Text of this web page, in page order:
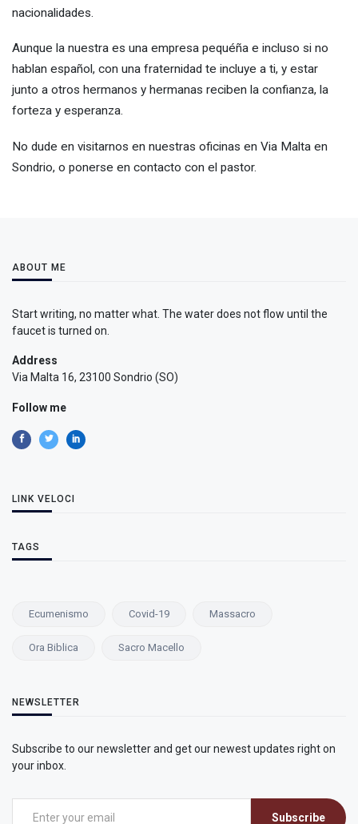
nacionalidades.
Aunque la nuestra es una empresa pequéña e incluso si no
hablan español, con una fraternidad te incluye a ti, y estar
junto a otros hermanos y hermanas reciben la confianza, la
forteza y esperanza.
No dude en visitarnos en nuestras oficinas en Via Malta en
Sondrio, o ponerse en contacto con el pastor.
ABOUT ME
Start writing, no matter what. The water does not flow until the
faucet is turned on.
Address
Via Malta 16, 23100 Sondrio (SO)
Follow me
LINK VELOCI
TAGS
Ecumenismo Covid-19 Massacro
Ora Biblica Sacro Macello
NEWSLETTER
Subscribe to our newsletter and get our newest updates right on
your inbox.
Subscribe